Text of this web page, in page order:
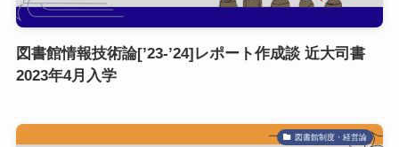
図書館情報技術論[’23-’24]レポート作成談 近大司書
2023年4月入学
図書館制度・経営論